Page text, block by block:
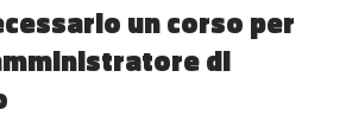
un corso per
di